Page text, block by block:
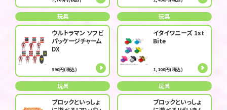
玩具
ウルトラマン ソフビ
パッケージチャーム
DX
990円(税込)
玩具
イタイワニーズ 1st
Bite
1,100円(税込)
玩具
ブロックといっしょ
玩具
ブロックといっしょ